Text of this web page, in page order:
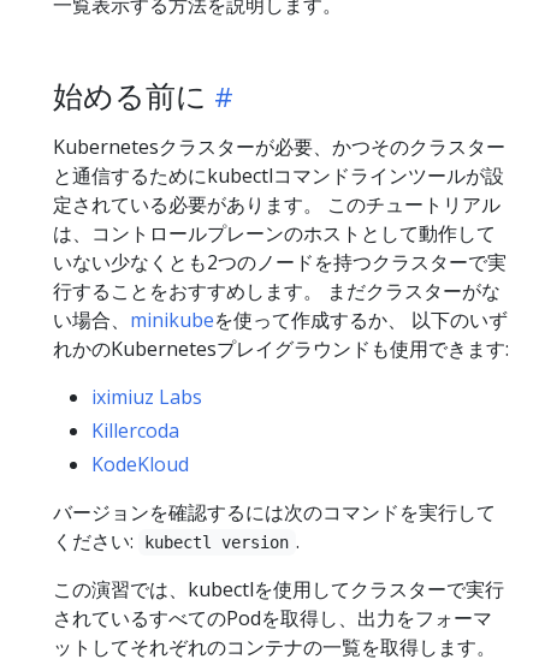
始める前に
Kubernetesクラスターが必要、かつそのクラスター
と通信するためにkubectlコマンドラインツールが設
定されている必要があります。 このチュートリアル
は、コントロールプレーンのホストとして動作して
いない少なくとも2つのノードを持つクラスターで実
行することをおすすめします。 まだクラスターがな
い場合、 minikubeを使って作成するか、 以下のいず
れかのKubernetesプレイグラウンドも使用できます:
iximiuz Labs
Killercoda
KodeKloud
バージョンを確認するには次のコマンドを実行して
ください:
kubectl version .
この演習では、kubectlを使用してクラスターで実行
されているすべてのPodを取得し、出力をフォーマ
ットしてそれぞれのコンテナの一覧を取得します。